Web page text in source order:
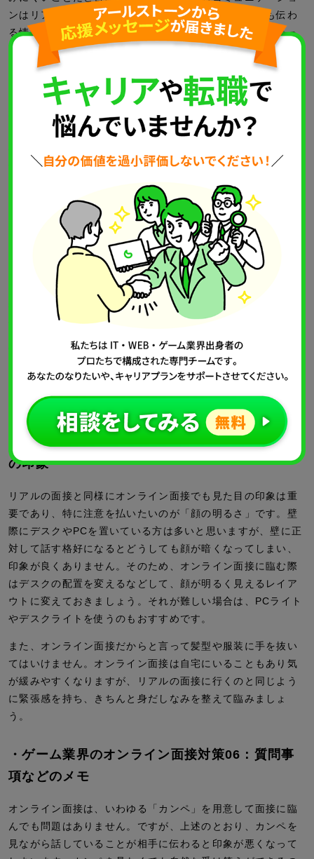
ンはリアルに対面しているときに比べると、どうしても伝わ
る情報量が少なくなります。そのため、「（相手に）伝わっ
ているのか分からない」「（相手が）聞いているのか不安に
なる」といった意見も聞かれます。
そのため、オンライン面接ではリアルな面接のときより、分
かりやすい受け答えを心がけましょう。具体的には、うなず
いたり相づちを入れたり、表情を変化させたりして少し大き
手がスムーズに入れ替われるよう、「以上です」と言って話
・ゲーム業界のオンライン面接対策04：目線
オンライン面接では、カメラではなく画面に映る相手の顔を
見て話すため、基本的に相手と目が合うことがありません。
それ自体は仕方のないことですが、印象を良くするためには
折を見てカメラに目線をやり、相手と目を合わせる配慮も大
常に視線が外れていると、面接官に「カンペを見ながら話し
ているのではないか」と思われてしまう可能性があります。
しょう。
・ゲーム業界のオンライン面接対策05：見た目
の印象
リアルの面接と同様にオンライン面接でも見た目の印象は重
要であり、特に注意を払いたいのが「顔の明るさ」です。壁
際にデスクやPCを置いている方は多いと思いますが、壁に正
対して話す格好になるとどうしても顔が暗くなってしまい、
印象が良くありません。そのため、オンライン面接に臨む際
はデスクの配置を変えるなどして、顔が明るく見えるレイア
ウトに変えておきましょう。それが難しい場合は、PCライト
やデスクライトを使うのもおすすめです。
また、オンライン面接だからと言って髪型や服装に手を抜い
てはいけません。オンライン面接は自宅にいることもあり気
が緩みやすくなりますが、リアルの面接に行くのと同じよう
に緊張感を持ち、きちんと身だしなみを整えて臨みましょ
う。
・ゲーム業界のオンライン面接対策06：質問事
項などのメモ
オンライン面接は、いわゆる「カンペ」を用意して面接に臨
んでも問題はありません。ですが、上述のとおり、カンペを
見ながら話していることが相手に伝わると印象が悪くなって